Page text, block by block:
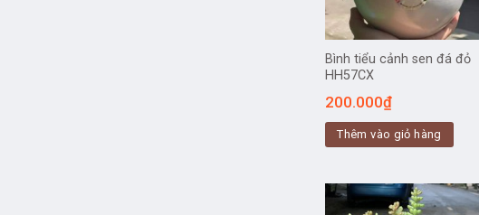
Bình tiểu cảnh sen đá đỏ
HH57CX
200.000₫
Thêm vào giỏ hàng